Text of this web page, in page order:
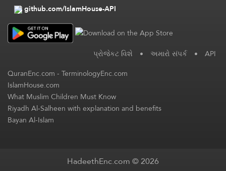
github.com/IslamHouse-API
પ્રોજેકટ વિશે • અમારો સંપર્ક • API
QuranEnc.com-TerminologyEnc.com
IslamHouse.com
What Muslim Children Must Know
Riyadh Al-Salheen with explanation and benefits
Bayan Al-Islam
HadeethEnc.com © 2026